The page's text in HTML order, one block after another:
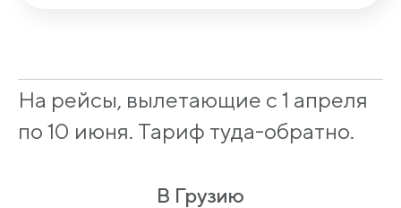
На рейсы, вылетающие с 1 апреля
по 10 июня. Тариф туда-обратно.
В Грузию